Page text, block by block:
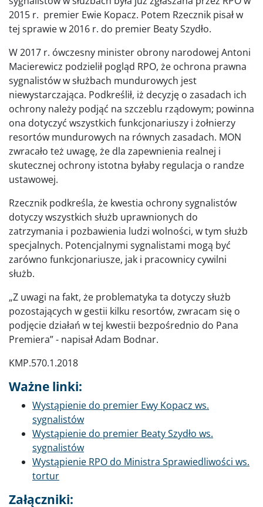
2015 r. premier Ewie Kopacz. Potem Rzecznik pisał w
tej sprawie w 2016 r. do premier Beaty Szydło.
W 2017 r. ówczesny minister obrony narodowej Antoni
Macierewicz podzielił pogląd RPO, że ochrona prawna
sygnalistów w służbach mundurowych jest
niewystarczająca. Podkreślił, iż decyzję o zasadach ich
ochrony należy podjąć na szczeblu rządowym; powinna
ona dotyczyć wszystkich funkcjonariuszy i żołnierzy
resortów mundurowych na równych zasadach. MON
zwracało też uwagę, że dla zapewnienia realnej i
skutecznej ochrony istotna byłaby regulacja o randze
ustawowej.
Rzecznik podkreśla, że kwestia ochrony sygnalistów
dotyczy wszystkich służb uprawnionych do
zatrzymania i pozbawienia ludzi wolności, w tym służb
specjalnych. Potencjalnymi sygnalistami mogą być
zarówno funkcjonariusze, jak i pracownicy cywilni
służb.
„Z uwagi na fakt, że problematyka ta dotyczy służb
pozostających w gestii kilku resortów, zwracam się o
podjęcie działań w tej kwestii bezpośrednio do Pana
Premiera” - napisał Adam Bodnar.
KMP.570.1.2018
Ważne linki:
Wystąpienie do premier Ewy Kopacz ws.
sygnalistów
Wystąpienie do premier Beaty Szydło ws.
sygnalistów
Wystąpienie RPO do Ministra Sprawiedliwości ws.
tortur
Załączniki: